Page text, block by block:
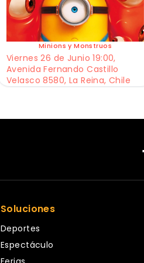
Minions y Monstruos
Viernes 26 de Junio 19:00,
Avenida Fernando Castillo
Velasco 8580, La Reina, Chile
Soluciones
Deportes
Espectáculo